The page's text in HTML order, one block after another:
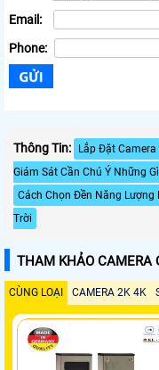
Email:
Phone:
Thông Tin: Lắp Đặt Camera
Giám Sát Cần Chú Ý Những
Cách Chọn Đền Năng Lượng
Trời
THAM KHẢO CAMERA
CÙNG LOẠI CAMERA 2K 4K